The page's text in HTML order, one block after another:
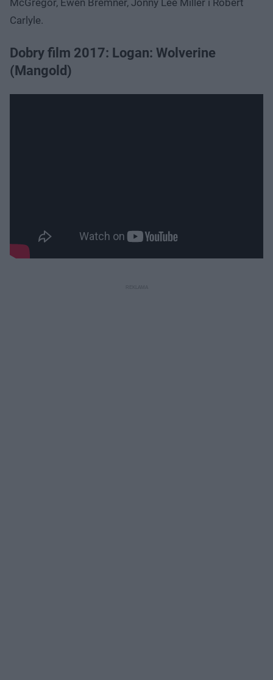
Carlyle.
Dobry film 2017: Logan: Wolverine
(Mangold)